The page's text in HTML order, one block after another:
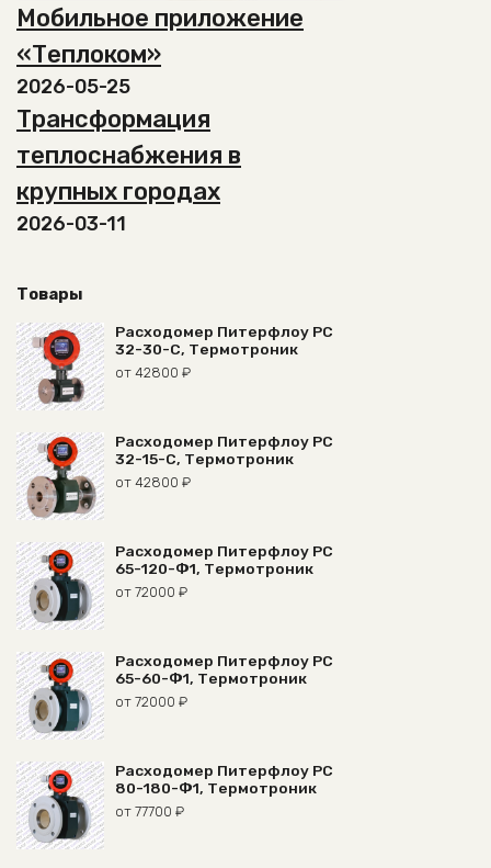
Мобильное приложение
«Теплоком»
2026-05-25
Трансформация
теплоснабжения в
крупных городах
2026-03-11
Товары
Расходомер Питерфлоу РС
32-30-С, Термотроник
от 42800 ₽
Расходомер Питерфлоу РС
32-15-С, Термотроник
от 42800 ₽
Расходомер Питерфлоу РС
65-120-Ф1, Термотроник
от 72000 ₽
Расходомер Питерфлоу РС
65-60-Ф1, Термотроник
от 72000 ₽
Расходомер Питерфлоу РС
80-180-Ф1, Термотроник
от 77700 ₽